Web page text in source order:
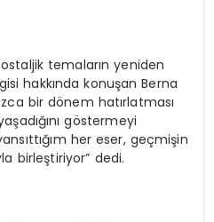
temaların yeniden
hakkında konuşan Berna
bir dönem hatırlatması
göstermeyi
her eser, geçmişin
birleştiriyor” dedi.